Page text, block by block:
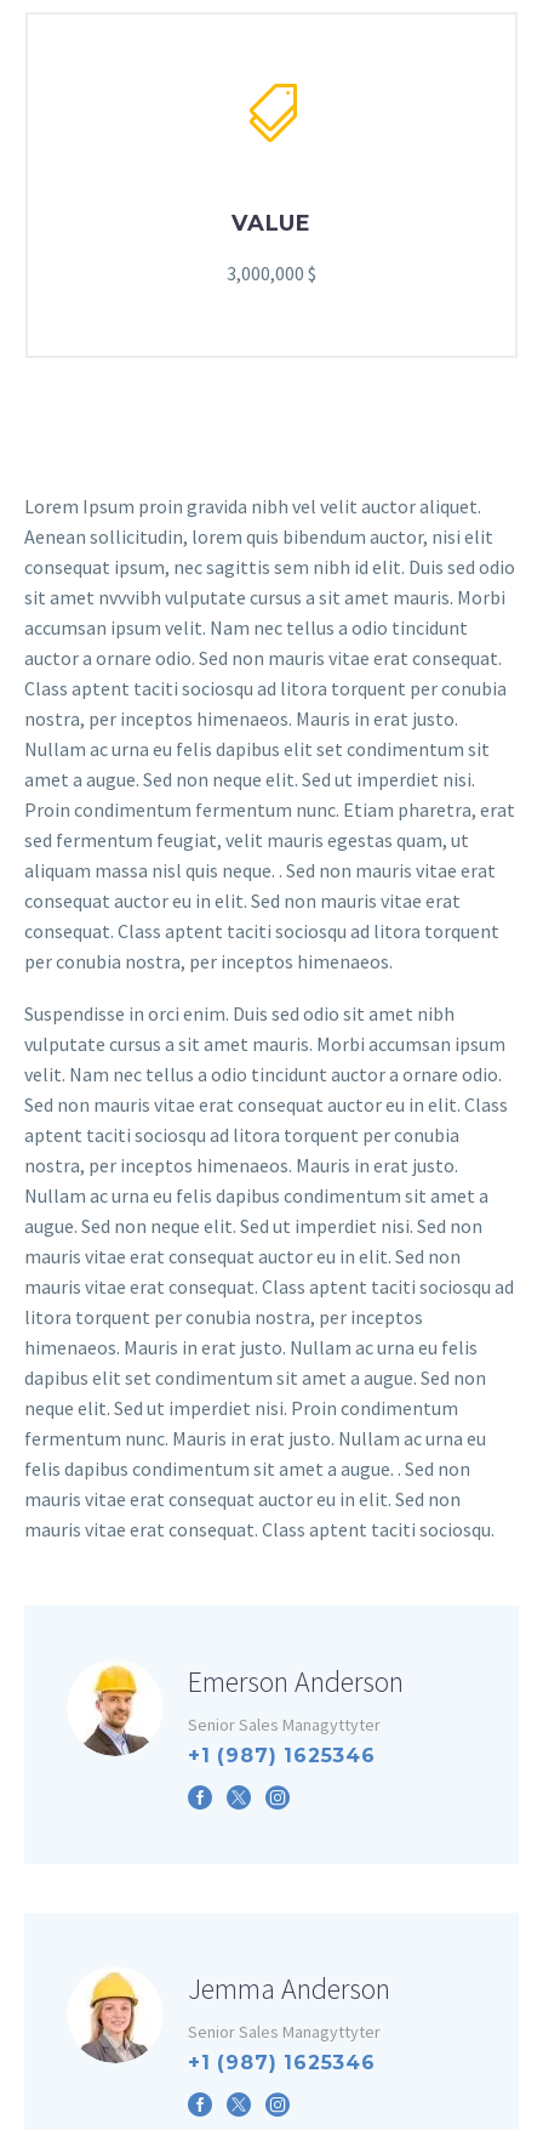
VALUE
3,000,000 $
Lorem Ipsum proin gravida nibh vel velit auctor aliquet.
Aenean sollicitudin, lorem quis bibendum auctor, nisi elit
consequat ipsum, nec sagittis sem nibh id elit. Duis sed odio
sit amet nvvvibh vulputate cursus a sit amet mauris. Morbi
accumsan ipsum velit. Nam nec tellus a odio tincidunt
auctor a ornare odio. Sed non mauris vitae erat consequat.
Class aptent taciti sociosqu ad litora torquent per conubia
nostra, per inceptos himenaeos. Mauris in erat justo.
Nullam ac urna eu felis dapibus elit set condimentum sit
amet a augue. Sed non neque elit. Sed ut imperdiet nisi.
Proin condimentum fermentum nunc. Etiam pharetra, erat
sed fermentum feugiat, velit mauris egestas quam, ut
aliquam massa nisl quis neque. . Sed non mauris vitae erat
consequat auctor eu in elit. Sed non mauris vitae erat
consequat. Class aptent taciti sociosqu ad litora torquent
per conubia nostra, per inceptos himenaeos.
Suspendisse in orci enim. Duis sed odio sit amet nibh
vulputate cursus a sit amet mauris. Morbi accumsan ipsum
velit. Nam nec tellus a odio tincidunt auctor a ornare odio.
Sed non mauris vitae erat consequat auctor eu in elit. Class
aptent taciti sociosqu ad litora torquent per conubia
nostra, per inceptos himenaeos. Mauris in erat justo.
Nullam ac urna eu felis dapibus condimentum sit amet a
augue. Sed non neque elit. Sed ut imperdiet nisi. Sed non
mauris vitae erat consequat auctor eu in elit. Sed non
mauris vitae erat consequat. Class aptent taciti sociosqu ad
litora torquent per conubia nostra, per inceptos
himenaeos. Mauris in erat justo. Nullam ac urna eu felis
dapibus elit set condimentum sit amet a augue. Sed non
neque elit. Sed ut imperdiet nisi. Proin condimentum
fermentum nunc. Mauris in erat justo. Nullam ac urna eu
felis dapibus condimentum sit amet a augue. . Sed non
mauris vitae erat consequat auctor eu in elit. Sed non
mauris vitae erat consequat. Class aptent taciti sociosqu.
Emerson Anderson
Senior Sales Managyttyter
+1 (987) 1625346
Jemma Anderson
Senior Sales Managyttyter
+1 (987) 1625346